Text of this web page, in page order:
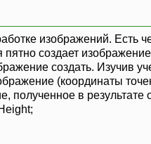
изображений. Есть
создает
создать. Изучив
(координаты
в результате